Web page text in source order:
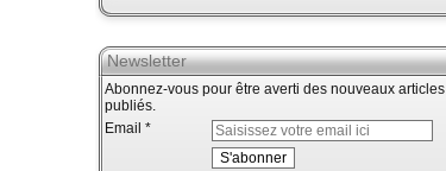
Newsletter
Abonnez-vous pour être averti des nouveaux articles
publiés.
Email